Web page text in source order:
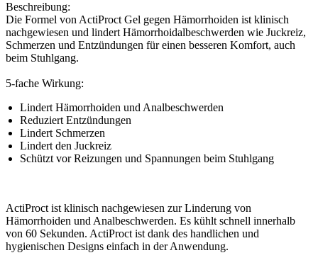
Beschreibung:
Die Formel von ActiProct Gel gegen Hämorrhoiden ist klinisch
nachgewiesen und lindert Hämorrhoidalbeschwerden wie Juckreiz,
Schmerzen und Entzündungen für einen besseren Komfort, auch
beim Stuhlgang.
5-fache Wirkung:
Lindert Hämorrhoiden und Analbeschwerden
Reduziert Entzündungen
Lindert Schmerzen
Lindert den Juckreiz
Schützt vor Reizungen und Spannungen beim Stuhlgang
ActiProct ist klinisch nachgewiesen zur Linderung von
Hämorrhoiden und Analbeschwerden. Es kühlt schnell innerhalb
von 60 Sekunden. ActiProct ist dank des handlichen und
hygienischen Designs einfach in der Anwendung.